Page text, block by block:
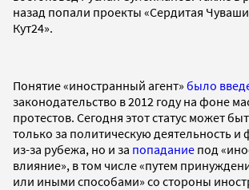
назад попали проекты «Сердитая
Кут24».
Понятие «иностранный агент» было
законодательство в 2012 году на фоне
протестов. Сегодня этот статус может
только за политическую деятельность
из-за рубежа, но и за попадание под
влияние», в том числе «путем
или иными способами» со стороны